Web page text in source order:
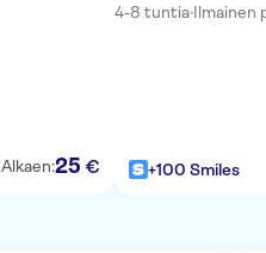
Alkaen:25 €
4-8 tuntia·Ilmainen
+100 Smiles